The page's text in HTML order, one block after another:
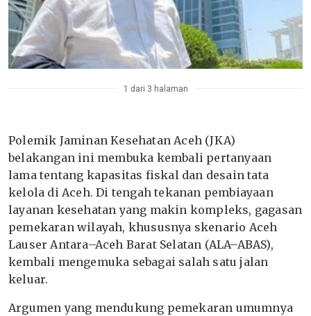
1 dari 3 halaman
Polemik Jaminan Kesehatan Aceh (JKA)
belakangan ini membuka kembali pertanyaan
lama tentang kapasitas fiskal dan desain tata
kelola di Aceh. Di tengah tekanan pembiayaan
layanan kesehatan yang makin kompleks, gagasan
pemekaran wilayah, khususnya skenario Aceh
Lauser Antara–Aceh Barat Selatan (ALA–ABAS),
kembali mengemuka sebagai salah satu jalan
keluar.
Argumen yang mendukung pemekaran umumnya